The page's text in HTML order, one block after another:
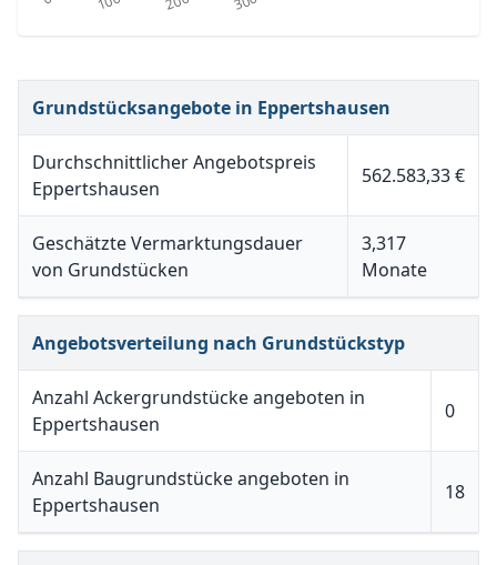
Grundstücksangebote in Eppertshausen
Durchschnittlicher Angebotspreis
Eppertshausen
562.583,33 €
Geschätzte Vermarktungsdauer
von Grundstücken
3,317
Monate
Angebotsverteilung nach Grundstückstyp
Anzahl Ackergrundstücke angeboten in
Eppertshausen
0
Anzahl Baugrundstücke angeboten in
Eppertshausen
18